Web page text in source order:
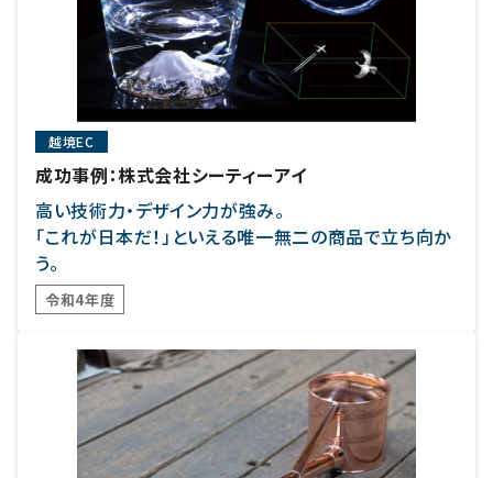
越境EC
成功事例：株式会社シーティーアイ
高い技術力・デザイン力が強み。
「これが日本だ！」といえる唯一無二の商品で立ち向か
う。
令和4年度